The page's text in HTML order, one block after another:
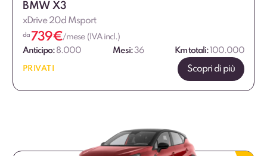
BMW X3
xDrive 20d Msport
da 739€/mese (IVA incl.)
Anticipo: 8.000 Mesi:36 Km totali: 100.000
PRIVATI Scopri di più